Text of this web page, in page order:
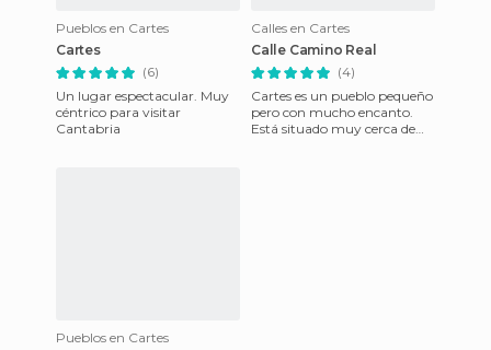
Pueblos en Cartes
Cartes
(6)
Un lugar espectacular. Muy
céntrico para visitar
Cantabria
Calles en Cartes
Calle Camino Real
(4)
Cartes es un pueblo pequeño
pero con mucho encanto.
Está situado muy cerca de
Pueblos en Cartes